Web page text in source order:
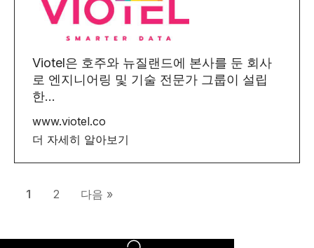
Viotel은 호주와 뉴질랜드에 본사를 둔 회사
로 엔지니어링 및 기술 전문가 그룹이 설립
한...
www.viotel.co
더 자세히 알아보기
1 2 다음 »